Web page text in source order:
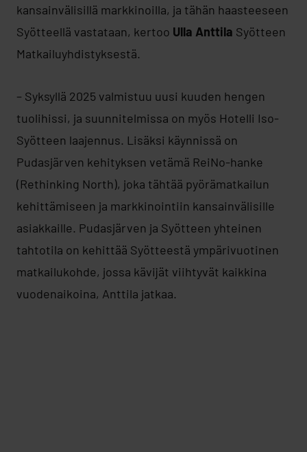
kansainvälisillä markkinoilla, ja tähän haasteeseen
Syötteellä vastataan, kertoo Ulla Anttila Syötteen
Matkailuyhdistyksestä.
– Syksyllä 2025 valmistuu uusi kuuden hengen
tuolihissi, ja suunnitelmissa on myös Hotelli Iso-
Syötteen laajennus. Lisäksi käynnissä on
Pudasjärven kehityksen vetämä ReiNo-hanke
(Rethinking North), joka tähtää pyörämatkailun
kehittämiseen ja markkinointiin kansainvälisille
asiakkaille. Pudasjärven ja Syötteen yhteinen
tahtotila on kehittää Syötteestä ympärivuotinen
matkailukohde, jossa kävijät viihtyvät kaikkina
vuodenaikoina, Anttila jatkaa.